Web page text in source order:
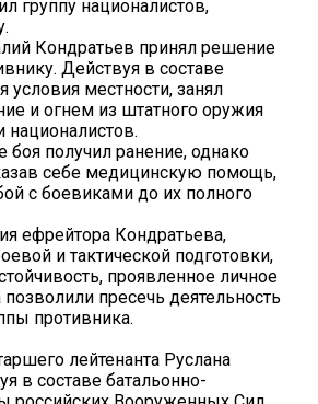
группу националистов,
Кондратьев принял решение
Действуя в составе
условия местности, занял
и огнем из штатного оружия
боя получил ранение, однако
себе медицинскую помощь,
с боевиками до их полного
ефрейтора Кондратьева,
и тактической подготовки,
проявленное личное
пресечь деятельность
противника.
лейтенанта Руслана
в составе батальонно-